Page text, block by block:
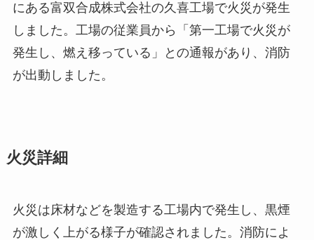
にある富双合成株式会社の久喜工場で火災が発生
しました。工場の従業員から「第一工場で火災が
発生し、燃え移っている」との通報があり、消防
が出動しました。
火災詳細
火災は床材などを製造する工場内で発生し、黒煙
が激しく上がる様子が確認されました。消防によ